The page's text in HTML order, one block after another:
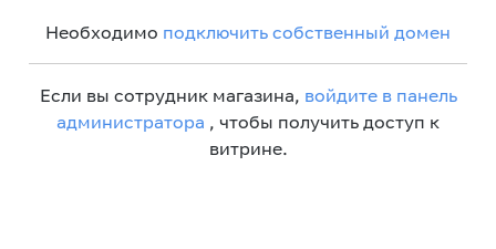
Необходимо подключить собственный домен
Если вы сотрудник магазина, войдите в панель
администратора , чтобы получить доступ к
витрине.